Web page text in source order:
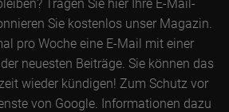
Tragen Sie hier Ihre E-Mail-
Sie kostenlos unser Magazin.
pro Woche eine E-Mail mit einer
neuesten Beiträge. Sie können das
wieder kündigen! Zum Schutz vor
von Google. Informationen dazu